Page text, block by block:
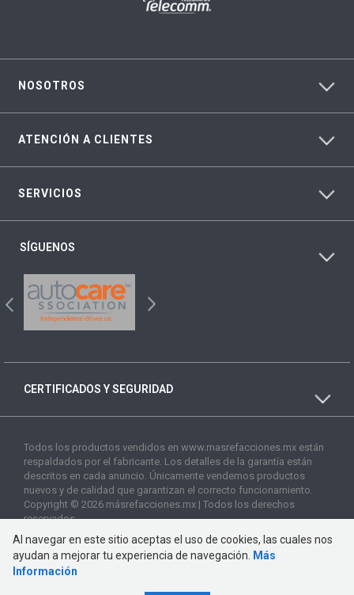
NOSOTROS
ATENCIÓN A CLIENTES
SERVICIOS
SÍGUENOS
CERTIFICADOS Y SEGURIDAD
Todos los productos vendidos en www.masrefacciones.mx están
respaldados por el fabricante. Los detalles de la garantía están
descritos en cada anuncio. Únicamente vendemos productos
nuevos y de calidad que garantizan el correcto funcionamiento.
Copyright © 2026 másrefacciones.mx | Todos los derechos
reservados
Al navegar en este sitio aceptas el uso de cookies, las cuales nos
ayudan a mejorar tu experiencia de navegación.
Más
Información